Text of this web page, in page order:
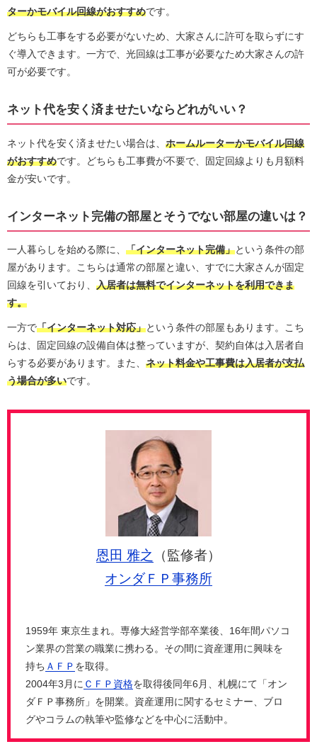
ターかモバイル回線がおすすめです。
どちらも工事をする必要がないため、大家さんに許可を取らずにす
ぐ導入できます。一方で、光回線は工事が必要なため大家さんの許
可が必要です。
ネット代を安く済ませたいならどれがいい？
ネット代を安く済ませたい場合は、 ホームルーターかモバイル回線
がおすすめです。どちらも工事費が不要で、固定回線よりも月額料
金が安いです。
インターネット完備の部屋とそうでない部屋の違いは？
一人暮らしを始める際に、 「インターネット完備」という条件の部
屋があります。こちらは通常の部屋と違い、すでに大家さんが固定
回線を引いており、 入居者は無料でインターネットを利用できま
す。
一方で「インターネット対応」という条件の部屋もあります。こち
らは、固定回線の設備自体は整っていますが、契約自体は入居者自
らする必要があります。また、 ネット料金や工事費は入居者が支払
う場合が多いです。
恩田 雅之
（監修者）
オンダＦＰ事務所
1959年 東京生まれ。専修大経営学部卒業後、16年間パソコ
ン業界の営業の職業に携わる。その間に資産運用に興味を
持ち ＡＦＰ を取得。
2004年3月に ＣＦＰ資格を取得後同年6月、札幌にて「オン
ダＦＰ事務所」を開業。資産運用に関するセミナー、ブロ
グやコラムの執筆や監修などを中心に活動中。